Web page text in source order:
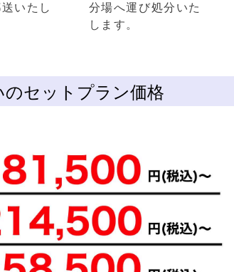
いたし
分場へ運び処分いた
します。
セットプラン価格